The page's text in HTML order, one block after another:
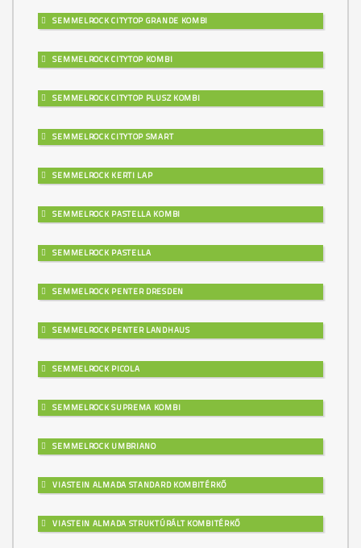
SEMMELROCK CITYTOP GRANDE KOMBI
SEMMELROCK CITYTOP KOMBI
SEMMELROCK CITYTOP PLUSZ KOMBI
SEMMELROCK CITYTOP SMART
SEMMELROCK KERTI LAP
SEMMELROCK PASTELLA KOMBI
SEMMELROCK PASTELLA
SEMMELROCK PENTER DRESDEN
SEMMELROCK PENTER LANDHAUS
SEMMELROCK PICOLA
SEMMELROCK SUPREMA KOMBI
SEMMELROCK UMBRIANO
VIASTEIN ALMADA STANDARD KOMBITÉRKŐ
VIASTEIN ALMADA STRUKTÚRÁLT KOMBITÉRKŐ